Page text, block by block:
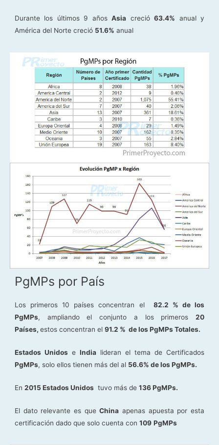
Durante los últimos 9 añosAsia creció63.4% anual y
América del Norte creció 51.6% anual
PgMPs por País
Los primeros 10 países concentran el 82.2 % de los
PgMPs, ampliando el conjunto a los primeros 20
Países, estos concentran el 91.2 % de los PgMPs Totales.
Estados Unidos e India lideran el tema de Certificados
PgMPs, solo ellos tienen más del al 56.6% de los PgMPs.
En 2015 Estados Unidos tuvo más de 136 PgMPs.
El dato relevante es queChina apenas apuesta por esta
certificación dado que solo cuenta con 109 PgMPs